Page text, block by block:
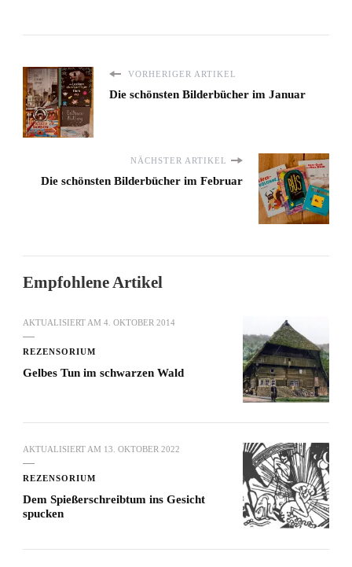
VORHERIGER ARTIKEL
Die schönsten Bilderbücher im Januar
NÄCHSTER ARTIKEL
Die schönsten Bilderbücher im Februar
Empfohlene Artikel
AKTUALISIERT AM 4. OKTOBER 2014
REZENSORIUM
Gelbes Tun im schwarzen Wald
AKTUALISIERT AM 13. OKTOBER 2022
REZENSORIUM
Dem Spießerschreibtum ins Gesicht
spucken